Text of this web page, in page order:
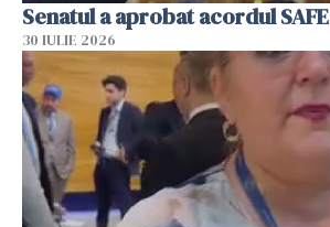
Senatul a aprobat acordul SAFE
30 IULIE 2026